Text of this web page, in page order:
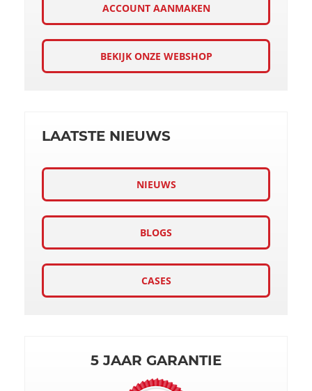
ACCOUNT AANMAKEN
BEKIJK ONZE WEBSHOP
LAATSTE NIEUWS
NIEUWS
BLOGS
CASES
5 JAAR GARANTIE